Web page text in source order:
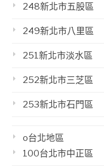
248新北市五股區
249新北市八里區
251新北市淡水區
252新北市三芝區
253新北市石門區
o台北地區
100台北市中正區